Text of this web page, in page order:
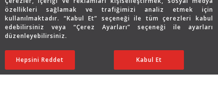
özellikleri sağlamak ve trafiğimizi analiz etmek için
kullanılmaktadır. “Kabul Et” seçeneği ile tüm çerezleri kabul
edebilirsiniz veya “Çerez Ayarları” seçeneği ile ayarları
düzenleyebilirsiniz.
Ayarları Düzenle
Hepsini Reddet Kabul Et
52.158 TL
41.753TL
35.490 TL SATIN ALIN
Copyright © 2026 Assos Pırlanta - Bu sitenin tüm hakları